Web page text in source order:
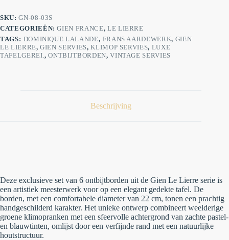
SKU:GN-08-03S
CATEGORIEËN:GIEN FRANCE, LE LIERRE
TAGS: ⁠DOMINIQUE LALANDE⁠, FRANS AARDEWERK, GIEN
LE LIERRE,GIEN SERVIES,KLIMOP SERVIES, LUXE
TAFELGEREI.,ONTBIJTBORDEN,VINTAGE SERVIES
Beschrijving
Deze exclusieve set van 6 ontbijtborden uit de Gien Le Lierre serie is
een artistiek meesterwerk voor op een elegant gedekte tafel. De
borden, met een comfortabele diameter van 22 cm, tonen een prachtig
handgeschilderd karakter. Het unieke ontwerp combineert weelderige
groene klimopranken met een sfeervolle achtergrond van zachte pastel-
en blauwtinten, omlijst door een verfijnde rand met een natuurlijke
houtstructuur.